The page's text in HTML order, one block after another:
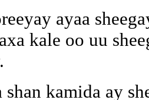
ayaa
kale oo uu
shan kamida ay